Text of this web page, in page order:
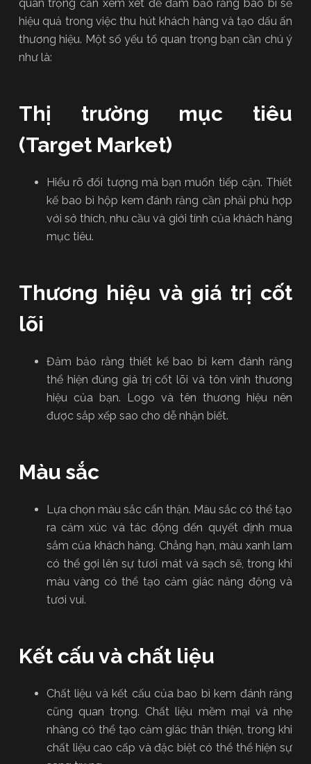
quan trọng cần xem xét để đảm bảo rằng bao bì sẽ
hiệu quả trong việc thu hút khách hàng và tạo dấu ấn
thương hiệu. Một số yếu tố quan trọng bạn cần chú ý
như là:
Thị trường mục tiêu
(Target Market)
Hiểu rõ đối tượng mà bạn muốn tiếp cận. Thiết
kế bao bì hộp kem đánh răng cần phải phù hợp
với sở thích, nhu cầu và giới tính của khách hàng
mục tiêu.
Thương hiệu và giá trị cốt
lõi
Đảm bảo rằng thiết kế bao bì kem đánh răng
thể hiện đúng giá trị cốt lõi và tôn vinh thương
hiệu của bạn. Logo và tên thương hiệu nên
được sắp xếp sao cho dễ nhận biết.
Màu sắc
Lựa chọn màu sắc cẩn thận. Màu sắc có thể tạo
ra cảm xúc và tác động đến quyết định mua
sắm của khách hàng. Chẳng hạn, màu xanh lam
có thể gợi lên sự tươi mát và sạch sẽ, trong khi
màu vàng có thể tạo cảm giác năng động và
tươi vui.
Kết cấu và chất liệu
Chất liệu và kết cấu của bao bì kem đánh răng
cũng quan trọng. Chất liệu mềm mại và nhẹ
nhàng có thể tạo cảm giác thân thiện, trong khi
chất liệu cao cấp và đặc biệt có thể thể hiện sự